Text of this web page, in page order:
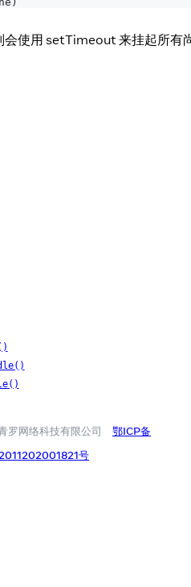
会使用 setTimeout 来挂起所
罗网络科技有限公司
鄂ICP备
号